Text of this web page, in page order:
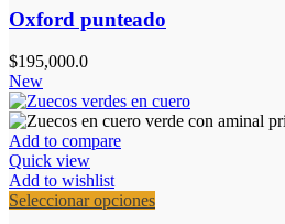
producto
tiene
múltiples
opciones
se
la
página
Oxford punteado
$195,000.0
New
Add to compare
Quick view
Add to wishlist
Seleccionar opcionesEste